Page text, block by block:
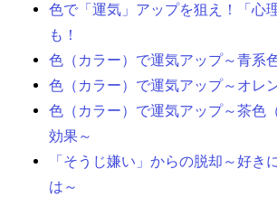
色で「運気」アップを狙え！「心
も！
色（カラー）で運気アップ～青系
色（カラー）で運気アップ～オレ
色（カラー）で運気アップ～茶色
効果～
「そうじ嫌い」からの脱却～好き
は～